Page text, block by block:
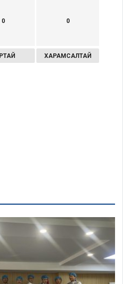
0 0
ХАРАМСАЛТАЙ